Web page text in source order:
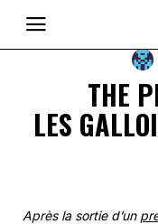
THE
LES
Après la sortie d’un